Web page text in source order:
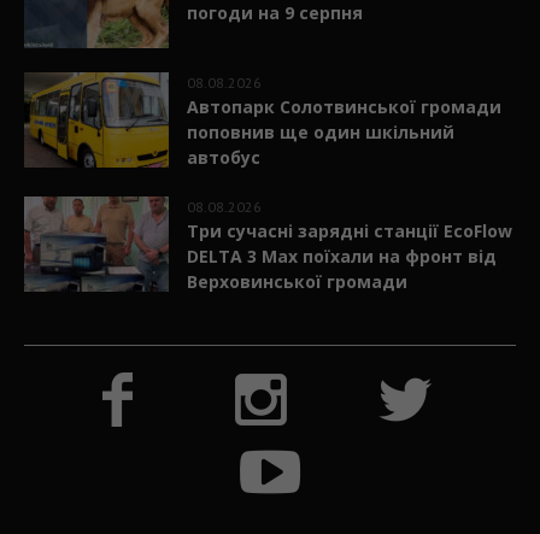
погоди на 9 серпня
08.08.2026
Автопарк Солотвинської громади
поповнив ще один шкільний
автобус
08.08.2026
Три сучасні зарядні станції EcoFlow
DELTA 3 Max поїхали на фронт від
Верховинської громади